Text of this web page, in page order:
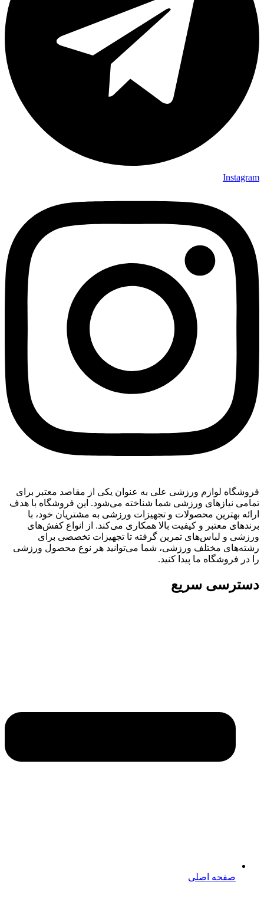
Instagram
فروشگاه لوازم ورزشی علی به عنوان یکی از مقاصد معتبر برای
تمامی نیازهای ورزشی شما شناخته می‌شود. این فروشگاه با هدف
ارائه بهترین محصولات و تجهیزات ورزشی به مشتریان خود، با
برندهای معتبر و کیفیت بالا همکاری می‌کند. از انواع کفش‌های
ورزشی و لباس‌های تمرین گرفته تا تجهیزات تخصصی برای
رشته‌های مختلف ورزشی، شما می‌توانید هر نوع محصول ورزشی
را در فروشگاه ما پیدا کنید.
دسترسی سریع
صفحه اصلی